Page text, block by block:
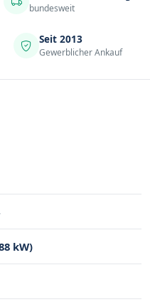
bundesweit
Seit 2013
Gewerblicher Ankauf
kW)